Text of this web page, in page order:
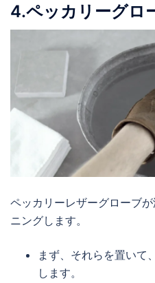
4.ペッカリーグロ
ペッカリーレザーグローブ
ニングします。
まず、それらを置いて
します。